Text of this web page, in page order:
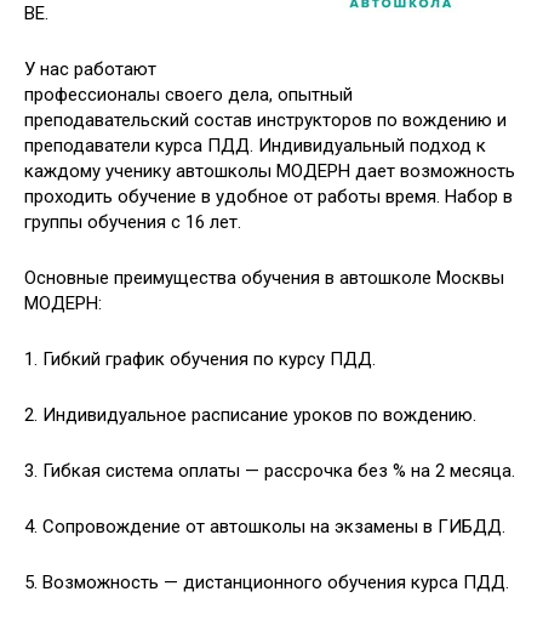
ВЕ.
У нас работают
профессионалы своего дела, опытный
преподавательский состав инструкторов по вождению и
преподаватели курса ПДД. Индивидуальный подход к
каждому ученику автошколы МОДЕРН дает возможность
проходить обучение в удобное от работы время. Набор в
группы обучения с 16 лет.
Основные преимущества обучения в автошколе Москвы
МОДЕРН:
1. Гибкий график обучения по курсу ПДД.
2. Индивидуальное расписание уроков по вождению.
3. Гибкая система оплаты — рассрочка без % на 2 месяца.
4. Сопровождение от автошколы на экзамены в ГИБДД.
5. Возможность — дистанционного обучения курса ПДД.